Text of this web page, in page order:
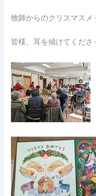
牧師からのクリスマスメ
皆様、耳を傾けてくださ